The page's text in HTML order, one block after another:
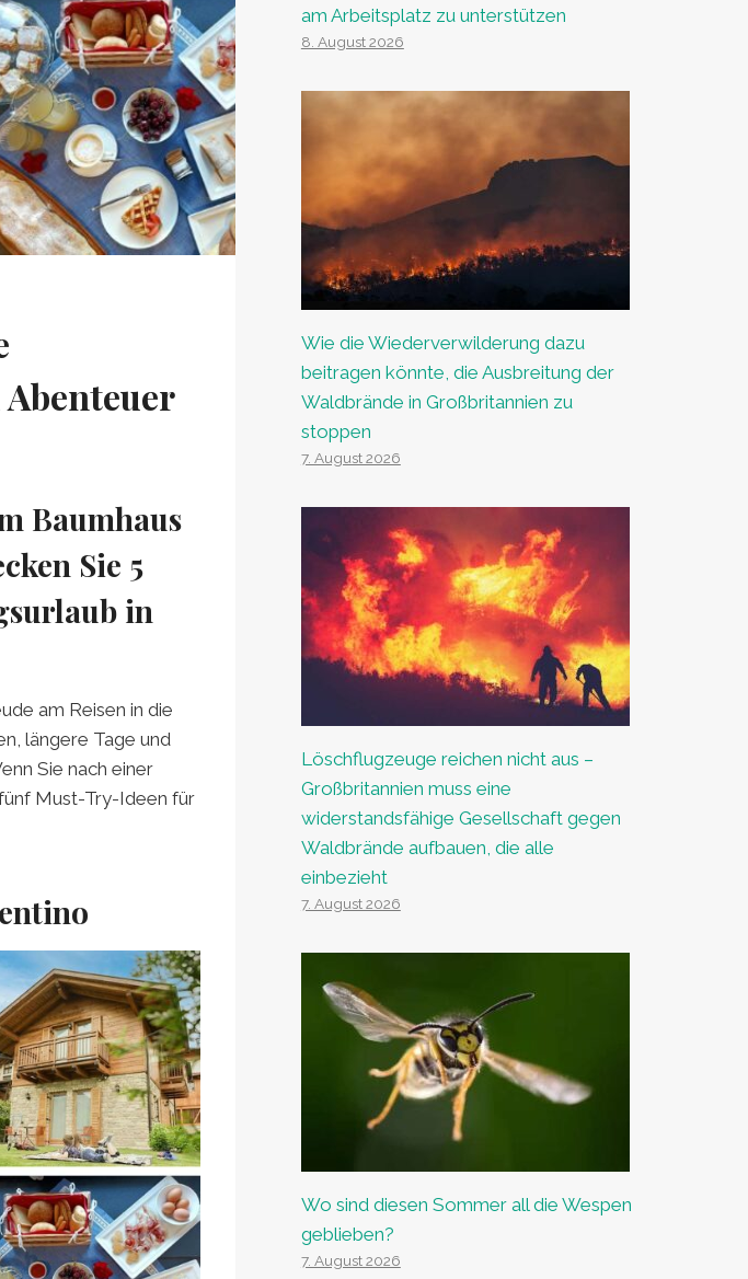
Baumhaus
Sie 5
in
am Reisen in die
längere Tage und
Sie nach einer
Must-Try-Ideen für
am Arbeitsplatz zu unterstützen
8. August 2026
Wie die Wiederverwilderung dazu
beitragen könnte, die Ausbreitung der
Waldbrände in Großbritannien zu
stoppen
7. August 2026
Löschflugzeuge reichen nicht aus –
Großbritannien muss eine
widerstandsfähige Gesellschaft gegen
Waldbrände aufbauen, die alle
einbezieht
7. August 2026
Wo sind diesen Sommer all die Wespen
geblieben?
7. August 2026